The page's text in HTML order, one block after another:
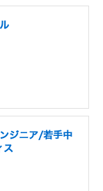
ジニア/若手中
ス